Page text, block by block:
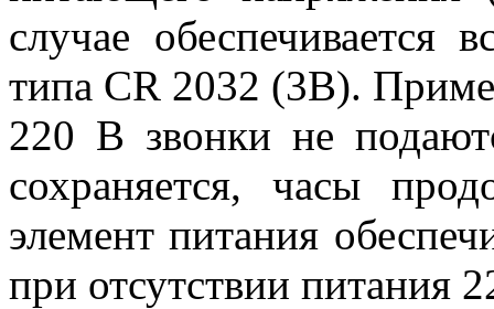
случае обеспечивается
типа CR 2032 (3В).
220 В звонки не
сохраняется, часы
элемент питания
при отсутствии питания